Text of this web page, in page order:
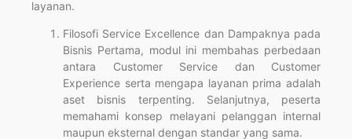
layanan.
Filosofi Service Excellence dan Dampaknya pada
Bisnis Pertama, modul ini membahas perbedaan
antara Customer Service dan Customer
Experience serta mengapa layanan prima adalah
aset bisnis terpenting. Selanjutnya, peserta
memahami konsep melayani pelanggan internal
maupun eksternal dengan standar yang sama.